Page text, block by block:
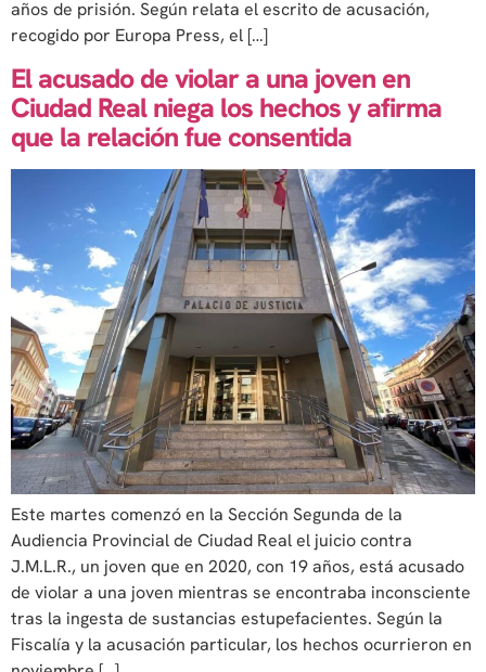
años de prisión. Según relata el escrito de acusación,
recogido por Europa Press, el […]
El acusado de violar a una joven en
Ciudad Real niega los hechos y afirma
que la relación fue consentida
Este martes comenzó en la Sección Segunda de la
Audiencia Provincial de Ciudad Real el juicio contra
J.M.L.R., un joven que en 2020, con 19 años, está acusado
de violar a una joven mientras se encontraba inconsciente
tras la ingesta de sustancias estupefacientes. Según la
Fiscalía y la acusación particular, los hechos ocurrieron en